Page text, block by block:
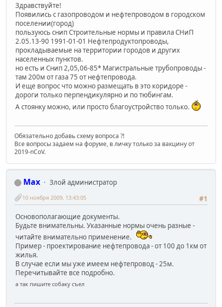
Здравствуйте!
Появились с газопроводом и нефтепроводом в городском
поселении(город)
пользуюсь снип Строительные нормы и правила СНиП
2.05.13-90 1991-01-01 Нефтепродуктопроводы,
прокладываемые на территории городов и других
населенных пунктов.
но есть и Снип 2,05,06-85* Магистральные трубопроводы -
там 200м от газа 75 от нефтепровода.
И еще вопрос что можно размещать в это коридоре -
дороги только перпендикулярно и по тюбингам.
А стоянку можно, или просто благоустройство только.
Обязательно добавь схему вопроса ?!
Все вопросы задаем на форуме, в личку только за вакцину от
2019-nCoV.
Max
Злой администратор
#1
10 ноября 2009, 13:43:05
Основополагающие документы.
Будьте внимательны. Указанные нормы очень разные -
читайте внимательно применение.
Пример - проектирование нефтепровода - от 100 до 1км от
жилья.
В случае если мы уже имеем нефтепровод - 25м.
Перечитывайте все подробно.
а так пишите собаку съел